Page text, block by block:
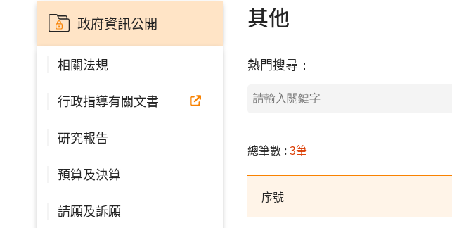
政府資訊公開
相關法規
行政指導有關文書
研究報告
預算及決算
請願及訴願
其他
熱門搜尋：
總筆數 :3筆
序號